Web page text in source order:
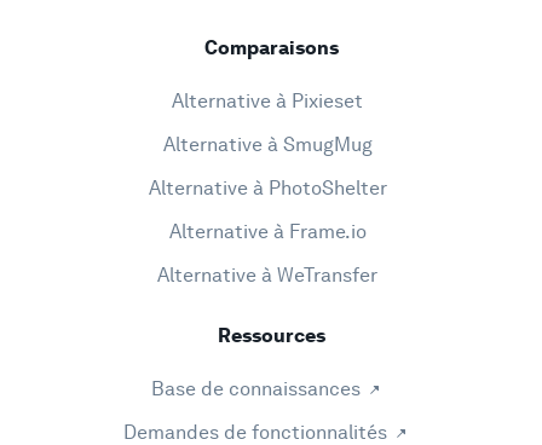
Comparaisons
Alternative à Pixieset
Alternative à SmugMug
Alternative à PhotoShelter
Alternative à Frame.io
Alternative à WeTransfer
Ressources
Base de connaissances
Demandes de fonctionnalités